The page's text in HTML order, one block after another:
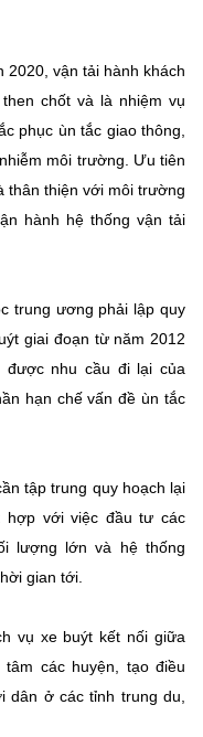
2020, vận tải hành khách
chốt và là nhiệm vụ
phục ùn tắc giao thông,
môi trường. Ưu tiên
thân thiện với môi trường
hành hệ thống vận tải
trung ương phải lập quy
giai đoạn từ năm 2012
nhu cầu đi lại của
hạn chế vấn đề ùn tắc
tập trung quy hoạch lại
hợp với việc đầu tư các
lượng lớn và hệ thống
gian tới.
vụ xe buýt kết nối giữa
các huyện, tạo điều
dân ở các tỉnh trung du,